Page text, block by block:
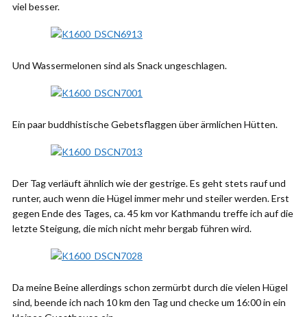
viel besser.
Und Wassermelonen sind als Snack ungeschlagen.
Ein paar buddhistische Gebetsflaggen über ärmlichen Hütten.
Der Tag verläuft ähnlich wie der gestrige. Es geht stets rauf und
runter, auch wenn die Hügel immer mehr und steiler werden. Erst
gegen Ende des Tages, ca. 45 km vor Kathmandu treffe ich auf die
letzte Steigung, die mich nicht mehr bergab führen wird.
Da meine Beine allerdings schon zermürbt durch die vielen Hügel
sind, beende ich nach 10 km den Tag und checke um 16:00 in ein